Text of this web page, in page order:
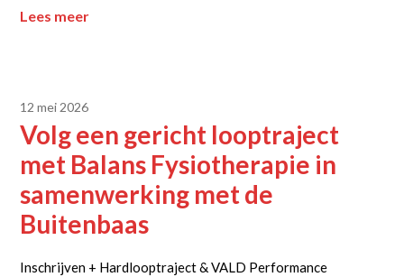
Lees meer
12 mei 2026
Volg een gericht looptraject
met Balans Fysiotherapie in
samenwerking met de
Buitenbaas
Inschrijven + Hardlooptraject & VALD Performance